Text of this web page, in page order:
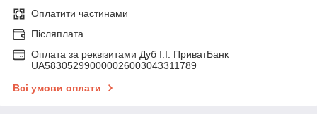
Оплатити частинами
Післяплата
Оплата за реквізитами Дуб І.І. ПриватБанк
UA583052990000026003043311789
Всі умови оплати